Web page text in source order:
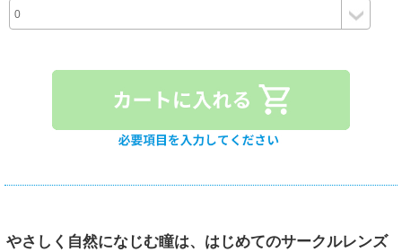
やさしく自然になじむ瞳は、はじめてのサークルレンズ